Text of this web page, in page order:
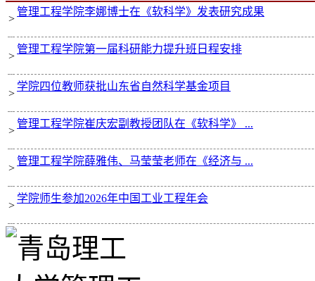
>
管理工程学院李娜博士在《软科学》发表研究成果
>
管理工程学院第一届科研能力提升班日程安排
>
学院四位教师获批山东省自然科学基金项目
>
管理工程学院崔庆宏副教授团队在《软科学》 ...
>
管理工程学院薛雅伟、马莹莹老师在《经济与 ...
>
学院师生参加2026年中国工业工程年会